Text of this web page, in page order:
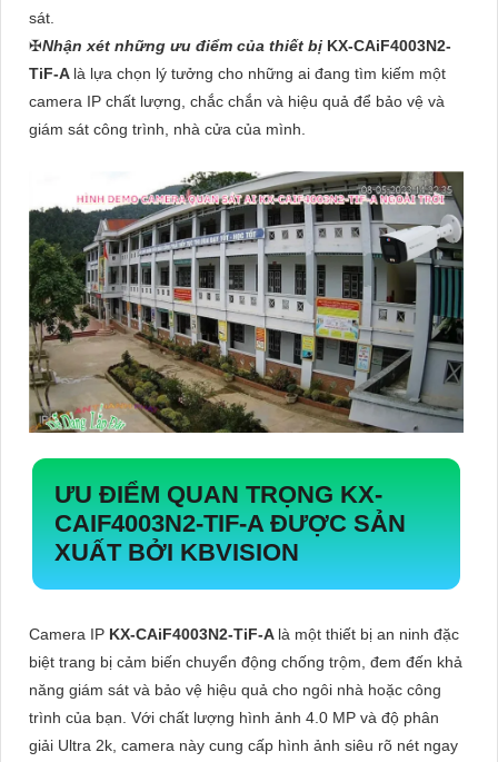
sát.
✠Nhận xét những ưu điểm của thiết bị KX-CAiF4003N2-
TiF-A là lựa chọn lý tưởng cho những ai đang tìm kiếm một
camera IP chất lượng, chắc chắn và hiệu quả để bảo vệ và
giám sát công trình, nhà cửa của mình.
ƯU ĐIỂM QUAN TRỌNG KX-
CAIF4003N2-TIF-A ĐƯỢC SẢN
XUẤT BỞI KBVISION
Camera IP KX-CAiF4003N2-TiF-A là một thiết bị an ninh đặc
biệt trang bị cảm biến chuyển động chống trộm, đem đến khả
năng giám sát và bảo vệ hiệu quả cho ngôi nhà hoặc công
trình của bạn. Với chất lượng hình ảnh 4.0 MP và độ phân
giải Ultra 2k, camera này cung cấp hình ảnh siêu rõ nét ngay